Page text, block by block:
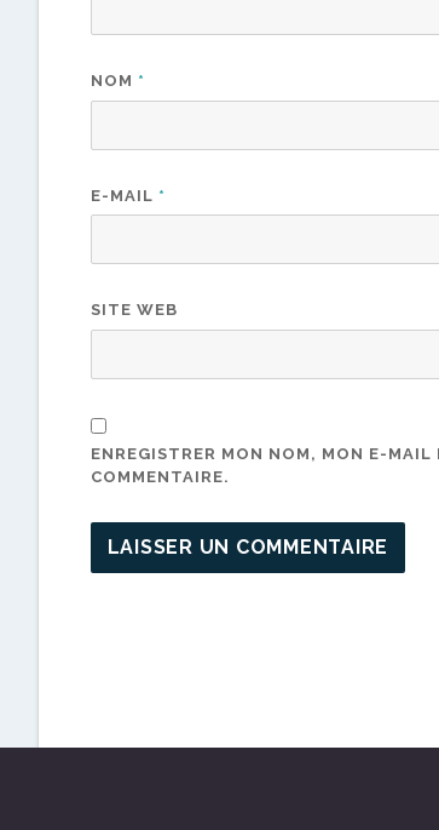
NOM *
E-MAIL *
SITE WEB
ENREGISTRER MON NOM, MON E-
COMMENTAIRE.